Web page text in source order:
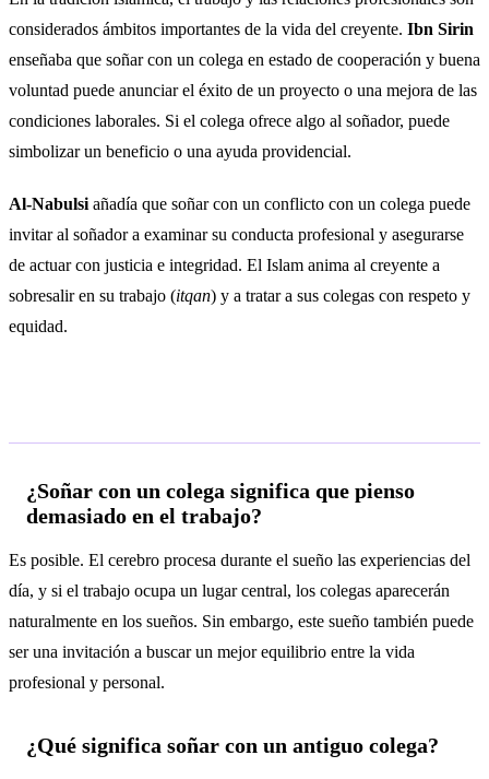
considerados ámbitos importantes de la vida del creyente. Ibn Sirin
enseñaba que soñar con un colega en estado de cooperación y buena
voluntad puede anunciar el éxito de un proyecto o una mejora de las
condiciones laborales. Si el colega ofrece algo al soñador, puede
simbolizar un beneficio o una ayuda providencial.
Al-Nabulsi añadía que soñar con un conflicto con un colega puede
invitar al soñador a examinar su conducta profesional y asegurarse
de actuar con justicia e integridad. El Islam anima al creyente a
sobresalir en su trabajo (itqan) y a tratar a sus colegas con respeto y
equidad.
¿Soñar con un colega significa que pienso
demasiado en el trabajo?
Es posible. El cerebro procesa durante el sueño las experiencias del
día, y si el trabajo ocupa un lugar central, los colegas aparecerán
naturalmente en los sueños. Sin embargo, este sueño también puede
ser una invitación a buscar un mejor equilibrio entre la vida
profesional y personal.
¿Qué significa soñar con un antiguo colega?